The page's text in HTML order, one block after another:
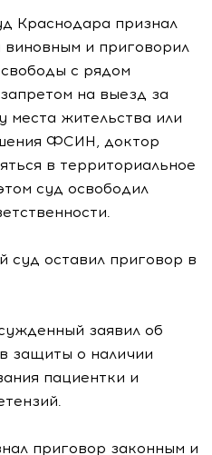
Краснодара признал
виновным и приговорил
с рядом
на выезд за
места жительства или
ФСИН, доктор
в территориальное
суд освободил
суд оставил приговор в
заявил об
защиты о наличии
пациентки и
приговор законным и